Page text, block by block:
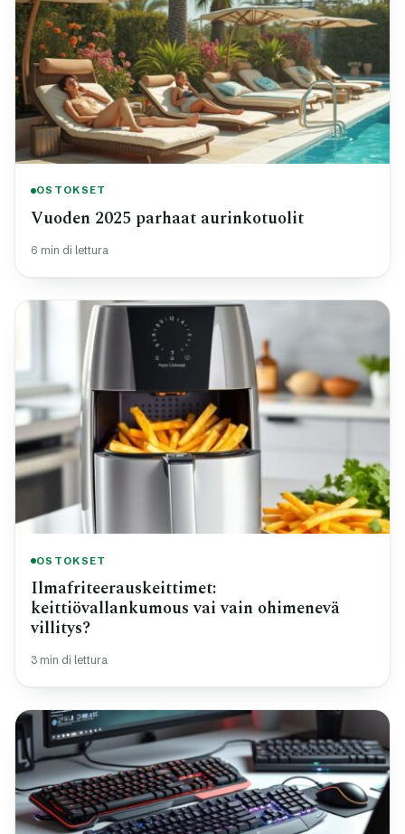
OSTOKSET
Vuoden 2025 parhaat aurinkotuolit
6 min di lettura
OSTOKSET
Ilmafriteerauskeittimet:
keittiövallankumous vai vain ohimenevä
villitys?
3 min di lettura